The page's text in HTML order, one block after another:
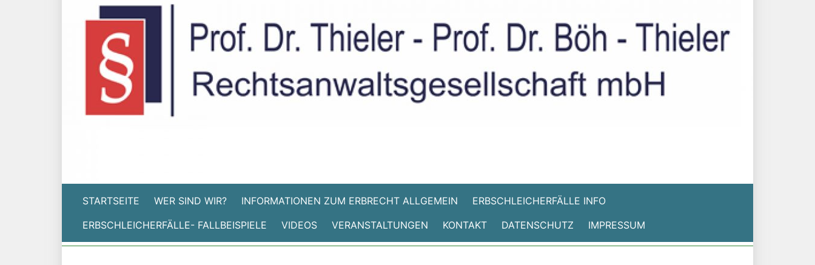
STARTSEITE WER SIND WIR? INFORMATIONEN ZUM ERBRECHT ALLGEMEIN
ERBSCHLEICHERFÄLLE INFO
ERBSCHLEICHERFÄLLE- FALLBEISPIELE
VIDEOS VERANSTALTUNGEN KONTAKT DATENSCHUTZ IMPRESSUM